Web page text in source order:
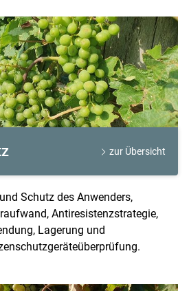
to main content
zur Übersicht
Schutz des Anwenders,
Antiresistenzstrategie,
Lagerung und